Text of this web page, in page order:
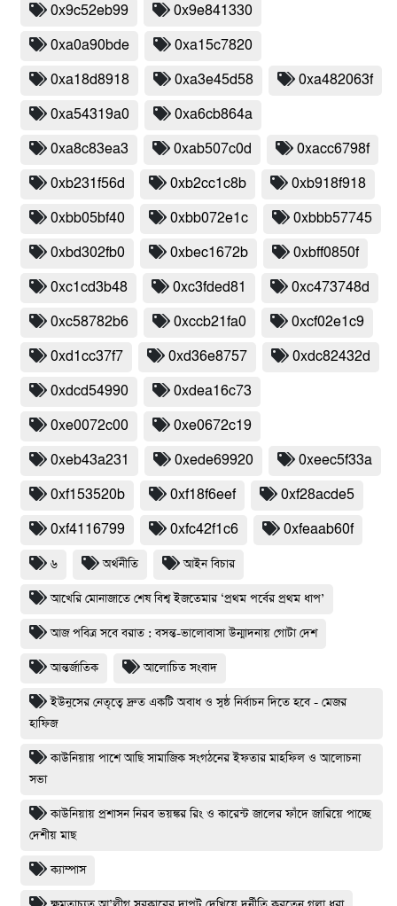
0x9c52eb99 0x9e841330
0xa0a90bde 0xa15c7820
0xa18d8918 0xa3e45d58 0xa482063f
0xa54319a0 0xa6cb864a
0xa8c83ea3 0xab507c0d 0xacc6798f
0xb231f56d 0xb2cc1c8b 0xb918f918
0xbb05bf40 0xbb072e1c 0xbbb57745
0xbd302fb0 0xbec1672b 0xbff0850f
0xc1cd3b48 0xc3fded81 0xc473748d
0xc58782b6 0xccb21fa0 0xcf02e1c9
0xd1cc37f7 0xd36e8757 0xdc82432d
0xdcd54990 0xdea16c73
0xe0072c00 0xe0672c19
0xeb43a231 0xede69920 0xeec5f33a
0xf153520b 0xf18f6eef 0xf28acde5
0xf4116799 0xfc42f1c6 0xfeaab60f
৬ অর্থনীতি আইন বিচার
আখেরি মোনাজাতে শেষ বিশ্ব ইজতেমার ‘প্রথম পর্বের প্রথম ধাপ’
আজ পবিত্র সবে বরাত : বসন্ত-ভালোবাসা উন্মাদনায় গোটা দেশ
আন্তর্জাতিক আলোচিত সংবাদ
ইউনুসের নেতৃত্বে দ্রুত একটি অবাধ ও সুষ্ঠ নির্বাচন দিতে হবে - মেজর
হাফিজ
কাউনিয়ায় পাশে আছি সামাজিক সংগঠনের ইফতার মাহফিল ও আলোচনা
সভা
কাউনিয়ায় প্রশাসন নিরব ভয়ঙ্কর রিং ও কারেন্ট জালের ফাঁদে জারিয়ে পাচ্ছে
দেশীয় মাছ
ক্যাম্পাস